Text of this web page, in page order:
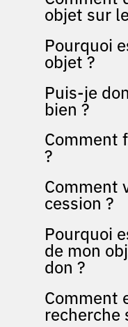
objet sur
Pourquoi
objet ?
Puis-je
bien ?
Comment
?
Comment
cession ?
Pourquoi
de mon
don ?
Comment
recherche